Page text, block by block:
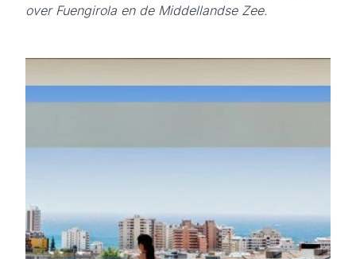
over Fuengirola en de Middellandse Zee.